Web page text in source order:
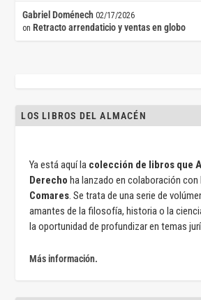
Gabriel Doménech 02/17/2026
on Retracto arrendaticio y ventas en globo
LOS LIBROS DEL ALMACÉN
Ya está aquí la colección de libros que
Derecho ha lanzado en colaboración con
Comares. Se trata de una serie de
amantes de la filosofía, historia o la
la oportunidad de profundizar en temas
Más información.